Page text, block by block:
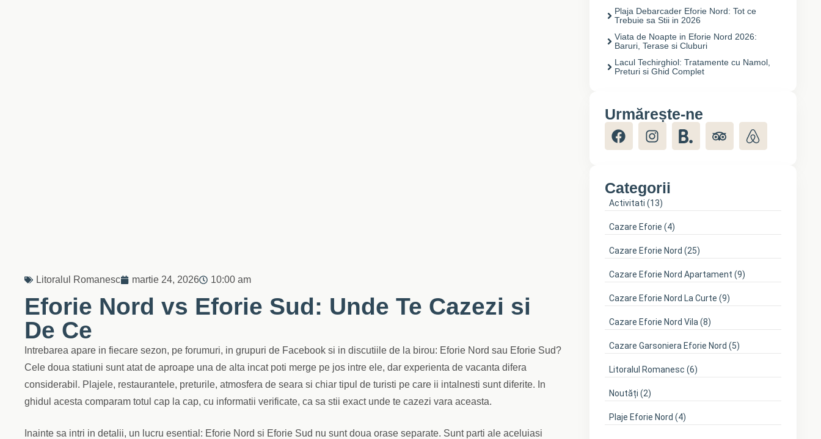
Litoralul Romanesc martie 24, 2026 10:00 am
Eforie Nord vs Eforie Sud: Unde Te Cazezi si
De Ce
Intrebarea apare in fiecare sezon, pe forumuri, in grupuri de Facebook si in discutiile de la birou: Eforie Nord sau Eforie Sud?
Cele doua statiuni sunt atat de aproape una de alta incat poti merge pe jos intre ele, dar experienta de vacanta difera
considerabil. Plajele, restaurantele, preturile, atmosfera de seara si chiar tipul de turisti pe care ii intalnesti sunt diferite. In
ghidul acesta comparam totul cap la cap, cu informatii verificate, ca sa stii exact unde te cazezi vara aceasta.
Inainte sa intri in detalii, un lucru esential: Eforie Nord si Eforie Sud nu sunt doua orase separate. Sunt parti ale aceluiasi
Plaja Debarcader Eforie Nord: Tot ce
Trebuie sa Stii in 2026
Viata de Noapte in Eforie Nord 2026:
Baruri, Terase si Cluburi
Lacul Techirghiol: Tratamente cu Namol,
Preturi si Ghid Complet
Urmărește-ne
Categorii
Activitati (13)
Cazare Eforie (4)
Cazare Eforie Nord (25)
Cazare Eforie Nord Apartament (9)
Cazare Eforie Nord La Curte (9)
Cazare Eforie Nord Vila (8)
Cazare Garsoniera Eforie Nord (5)
Litoralul Romanesc (6)
Noutăți (2)
Plaje Eforie Nord (4)